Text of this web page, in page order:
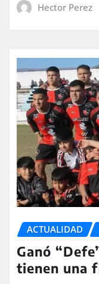
Hector Perez
ACTUALIDAD
Ganó
tienen una